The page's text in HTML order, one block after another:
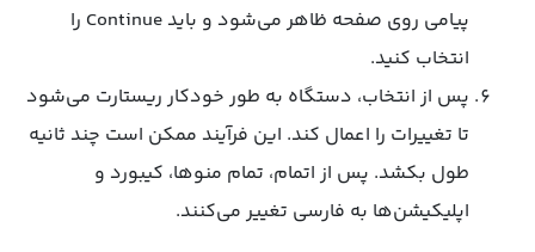
پیامی روی صفحه ظاهر می‌شود و باید Continue را
انتخاب کنید.
پس از انتخاب، دستگاه به طور خودکار ریستارت می‌شود
تا تغییرات را اعمال کند. این فرآیند ممکن است چند ثانیه
طول بکشد. پس از اتمام، تمام منوها، کیبورد و
اپلیکیشن‌ها به فارسی تغییر می‌کنند.